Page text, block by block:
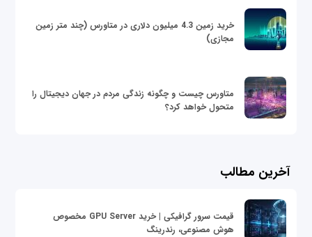
خرید زمین 4.3 میلیون دلاری در متاورس (چند متر زمین
مجازی)
متاورس چیست و چگونه زندگی مردم در جهان دیجیتال را
متحول خواهد کرد؟
آخرین مطالب
قیمت سرور گرافیکی | خرید GPU Server مخصوص
هوش مصنوعی، رندرینگ